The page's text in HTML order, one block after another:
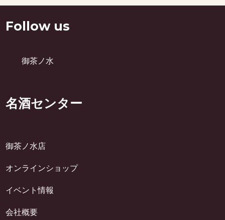
Follow us
御茶ノ水
名酒センター
御茶ノ水店
オンラインショップ
イベント情報
会社概要